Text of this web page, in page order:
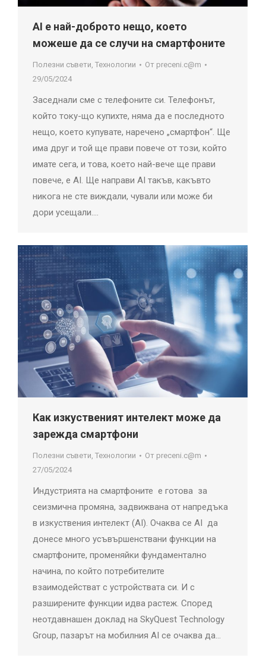
AI е най-доброто нещо, което
можеше да се случи на смартфоните
Полезни съвети, Технологии От preceni.c@m
29/05/2024
Заседнали сме с телефоните си. Телефонът,
който току-що купихте, няма да е последното
нещо, което купувате, наречено „смартфон“. Ще
има друг и той ще прави повече от този, който
имате сега, и това, което най-вече ще прави
повече, е AI. Ще направи AI такъв, какъвто
никога не сте виждали, чували или може би
дори усещали.…
Как изкуственият интелект може да
зарежда смартфони
Полезни съвети, Технологии От preceni.c@m
27/05/2024
Индустрията на смартфоните е готова за
сеизмична промяна, задвижвана от напредъка
в изкуствения интелект (AI). Очаква се AI да
донесе много усъвършенствани функции на
смартфоните, променяйки фундаментално
начина, по който потребителите
взаимодействат с устройствата си. И с
разширените функции идва растеж. Според
неотдавнашен доклад на SkyQuest Technology
Group, пазарът на мобилния AI се очаква да…